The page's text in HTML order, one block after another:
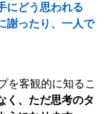
にどう思われる
謝ったり、一人で
を客観的に知るこ
く、ただ思考のタ